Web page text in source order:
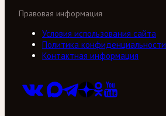
Правовая информация
Условия использования сайта
Политика конфиденциальности
Контактная информация